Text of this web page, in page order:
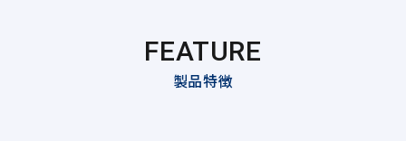
FEATURE
製品特徴